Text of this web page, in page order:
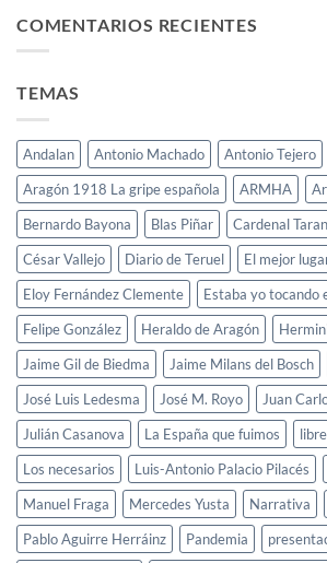
viva
mejorar
el
futuro
desvela
burgués
entre
anarquistas’
COMENTARIOS RECIENTES
TEMAS
Andalan Antonio Machado Antonio Tejero
Aragón 1918 La gripe española
ARMHA
Bernardo Bayona
Blas Piñar Cardenal
César Vallejo
Diario de Teruel
El mejor
Eloy Fernández Clemente
Estaba yo tocando
Felipe González
Heraldo de Aragón
Jaime Gil de Biedma
Jaime Milans del Bosch
José Luis Ledesma
José M. Royo
Juan
Julián Casanova
La España que fuimos
Los necesarios
Luis-Antonio Palacio Pilacés
Manuel Fraga
Mercedes Yusta Narrativa
Pablo Aguirre Herráinz
Pandemia